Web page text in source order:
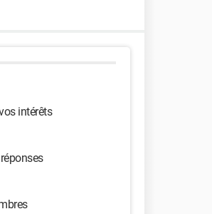
intérêts